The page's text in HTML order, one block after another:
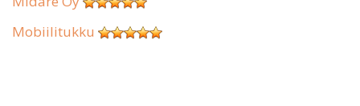
Mobiilitukku